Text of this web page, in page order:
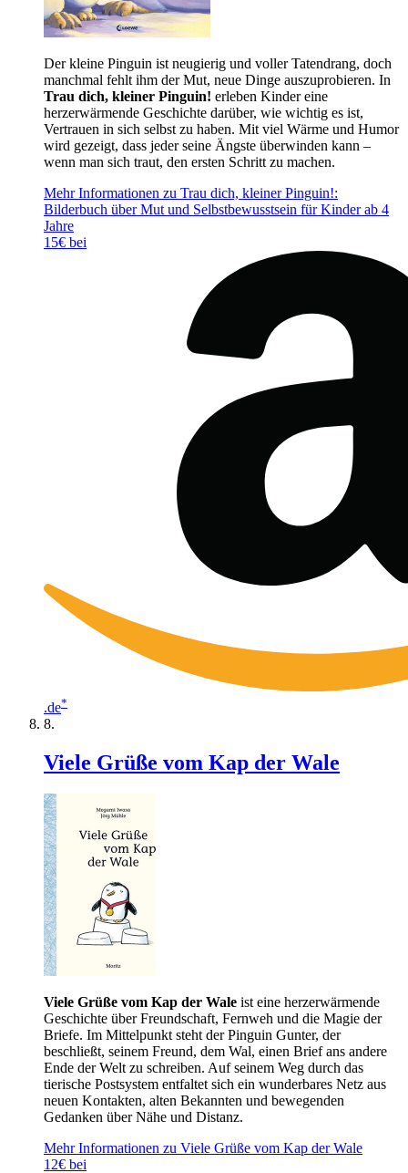
Der kleine Pinguin ist neugierig und voller Tatendrang, doch
manchmal fehlt ihm der Mut, neue Dinge auszuprobieren. In
Trau dich, kleiner Pinguin! erleben Kinder eine
herzerwärmende Geschichte darüber, wie wichtig es ist,
Vertrauen in sich selbst zu haben. Mit viel Wärme und Humor
wird gezeigt, dass jeder seine Ängste überwinden kann –
wenn man sich traut, den ersten Schritt zu machen.
Mehr Informationen zu Trau dich, kleiner Pinguin!:
Bilderbuch über Mut und Selbstbewusstsein für Kinder ab 4
Jahre
15€ bei
.de*
Viele Grüße vom Kap der Wale
Viele Grüße vom Kap der Wale ist eine herzerwärmende
Geschichte über Freundschaft, Fernweh und die Magie der
Briefe. Im Mittelpunkt steht der Pinguin Gunter, der
beschließt, seinem Freund, dem Wal, einen Brief ans andere
Ende der Welt zu schreiben. Auf seinem Weg durch das
tierische Postsystem entfaltet sich ein wunderbares Netz aus
neuen Kontakten, alten Bekannten und bewegenden
Gedanken über Nähe und Distanz.
Mehr Informationen zu Viele Grüße vom Kap der Wale
12€ bei